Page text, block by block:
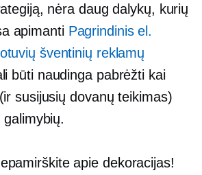
nėra daug dalykų, kurių
apimanti Pagrindinis el.
šventinių reklamų
būti naudinga pabrėžti kai
susijusiųdovanų teikimas)
apie dekoracijas!